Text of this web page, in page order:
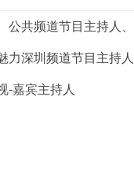
公共频道节目主持人
力深圳频道节目主持
-嘉宾主持人